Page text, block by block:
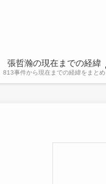
張哲瀚の現在までの経緯
813事件から現在までの経緯をまとめ